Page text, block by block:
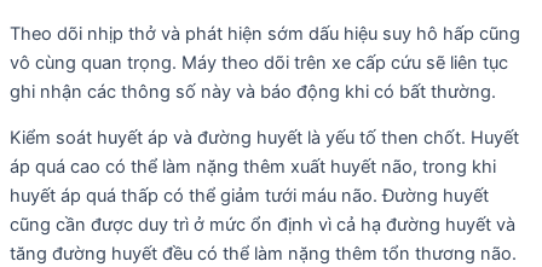
Theo dõi nhịp thở và phát hiện sớm dấu hiệu suy hô hấp cũng
vô cùng quan trọng. Máy theo dõi trên xe cấp cứu sẽ liên tục
ghi nhận các thông số này và báo động khi có bất thường.
Kiểm soát huyết áp và đường huyết là yếu tố then chốt. Huyết
áp quá cao có thể làm nặng thêm xuất huyết não, trong khi
huyết áp quá thấp có thể giảm tưới máu não. Đường huyết
cũng cần được duy trì ở mức ổn định vì cả hạ đường huyết và
tăng đường huyết đều có thể làm nặng thêm tổn thương não.